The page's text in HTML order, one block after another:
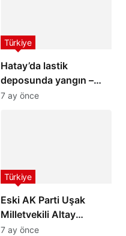
Hatay’da lastik
deposunda yangın –
Son Dakika Haberleri
Türkiye
7 ay önce
Eski AK Parti Uşak
Milletvekili Altay
hayatını kaybetti
Türkiye
7 ay önce